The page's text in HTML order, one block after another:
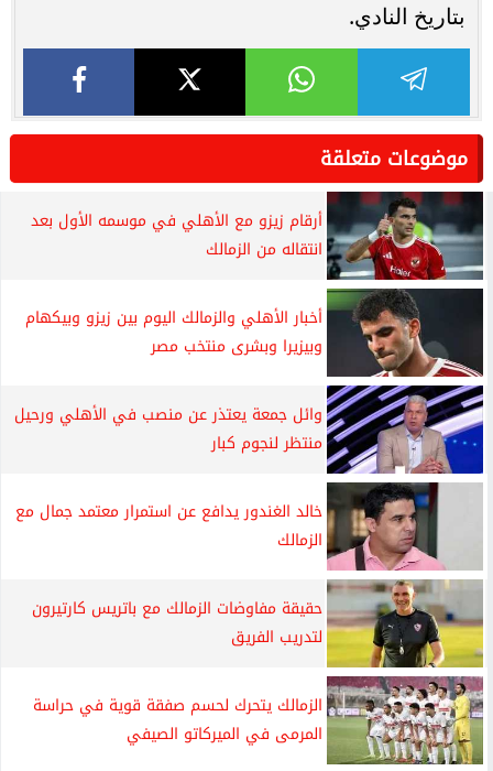
بتاريخ النادي.
موضوعات متعلقة
أرقام زيزو مع الأهلي في موسمه الأول بعد
انتقاله من الزمالك
أخبار الأهلي والزمالك اليوم بين زيزو وبيكهام
وبيزيرا وبشرى منتخب مصر
وائل جمعة يعتذر عن منصب في الأهلي ورحيل
منتظر لنجوم كبار
خالد الغندور يدافع عن استمرار معتمد جمال مع
الزمالك
حقيقة مفاوضات الزمالك مع باتريس كارتيرون
لتدريب الفريق
الزمالك يتحرك لحسم صفقة قوية في حراسة
المرمى في الميركاتو الصيفي